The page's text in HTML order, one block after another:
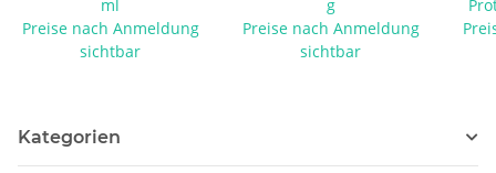
ml
Preise nach Anmeldung
sichtbar
g
Preise nach Anmeldung
sichtbar
Kategorien